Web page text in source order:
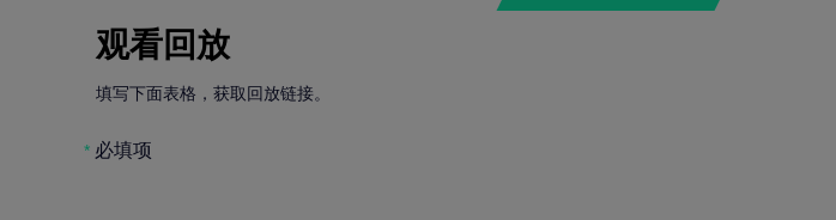
观看回放
填写下面表格，获取回放链接。
* 必填项